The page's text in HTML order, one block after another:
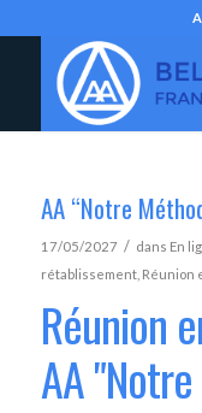
AA “Notre
17/05/2027 / dans En
rétablissement, Réunion
Réunion
AA